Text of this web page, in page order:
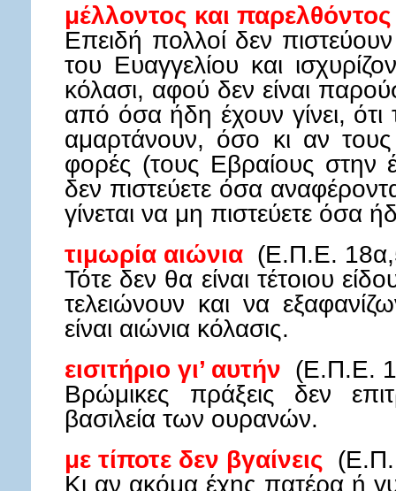
μέλλοντος και
Επειδή πολλοί δεν
του Ευαγγελίου και
κόλασι, αφού δεν είναι
από όσα ήδη έχουν γίνει,
αμαρτάνουν, όσο κι αν τους
φορές (τους Εβραίους
δεν πιστεύετε όσα
γίνεται να μη πιστεύετε όσα
τιμωρία αιώνια (Ε.Π.Ε.
Τότε δεν θα είναι τέτοιου
τελειώνουν και να
είναι αιώνια κόλασις.
εισιτήριο γι’ αυτήν (Ε.Π.Ε.
Βρώμικες πράξεις δεν
βασιλεία των ουρανών.
με τίποτε δεν βγαίνεις
Κι αν ακόμα έχης πατέρα ή